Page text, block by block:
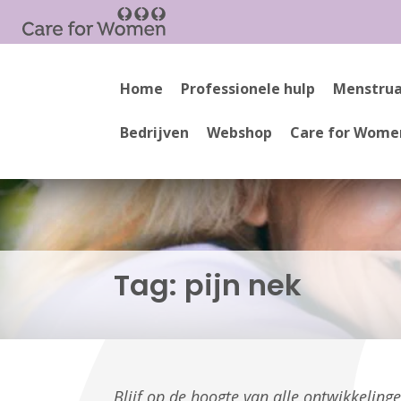
Home Professionele hulp
Bedrijven Webshop Care for
Tag: pijn nek